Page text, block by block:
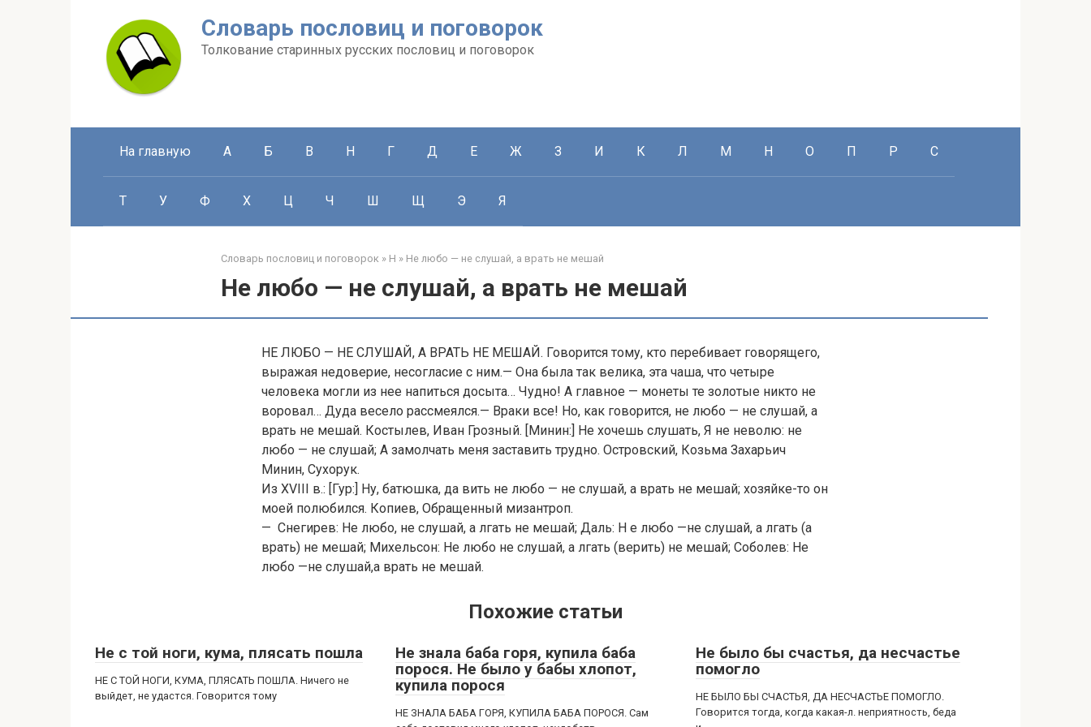
Словарь пословиц и поговорок
Толкование старинных русских пословиц и поговорок
На главную А Б В Н Г Д Е Ж З И К Л М Н О П Р С
Т У Ф Х Ц Ч Ш Щ Э Я
Словарь пословиц и поговорок » Н » Не любо — не слушай, а врать не мешай
Не любо — не слушай, а врать не мешай
НЕ ЛЮБО — НЕ СЛУШАЙ, А ВРАТЬ НЕ МЕШАЙ. Говорится тому, кто перебивает говорящего,
выражая недоверие, несогласие с ним.— Она была так велика, эта чаша, что четыре
человека могли из нее напиться досыта… Чудно! А главное — монеты те золотые никто не
воровал… Дуда весело рассмеялся.— Враки все! Но, как говорится, не любо — не слушай, а
врать не мешай. Костылев, Иван Грозный. [Минин:] Не хочешь слушать, Я не неволю: не
любо — не слушай; А замолчать меня заставить трудно. Островский, Козьма Захарьич
Минин, Сухорук.
Из XVIII в.: [Гур:] Ну, батюшка, да вить не любо — не слушай, а врать не мешай; хозяйке-то он
моей полюбился. Копиев, Обращенный мизантроп.
— Снегирев: Не любо, не слушай, а лгать не мешай; Даль: Н е любо —не слушай, а лгать (а
врать) не мешай; Михельсон: Не любо не слушай, а лгать (верить) не мешай; Соболев: Не
любо —не слушай,а врать не мешай.
Похожие статьи
Не с той ноги, кума, плясать пошла
НЕ С ТОЙ НОГИ, КУМА, ПЛЯСАТЬ ПОШЛА. Ничего не
выйдет, не удастся. Говорится тому
Не знала баба горя, купила баба
порося. Не было у бабы хлопот,
купила порося
НЕ ЗНАЛА БАБА ГОРЯ, КУПИЛА БАБА ПОРОСЯ. Сам
Не было бы счастья, да несчастье
помогло
НЕ БЫЛО БЫ СЧАСТЬЯ, ДА НЕСЧАСТЬЕ ПОМОГЛО.
Говорится тогда, когда какая-л. неприятность, беда